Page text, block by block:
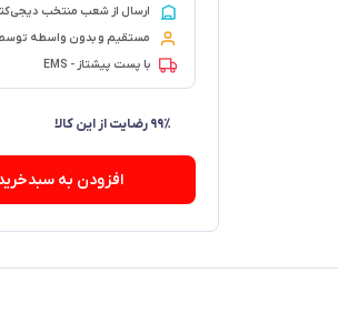
ارسال از شعب منتخب
مستقیم و بدون واسطه
با پست پیشتاز - EMS
۶۱ فروش در هفته گذشته
افزودن به